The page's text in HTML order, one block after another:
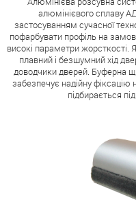
алюмінієвого сплаву
застосуванням сучасної
пофарбувати профіль на
високі параметри жорсткості.
плавний і безшумний хід
доводчики дверей. Буферна
забезпечує надійну фіксацію
підбирається